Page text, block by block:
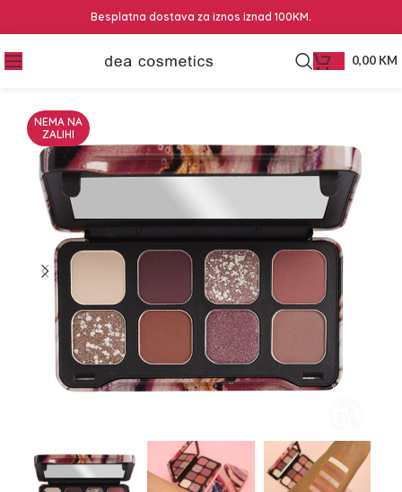
Besplatna dostava za iznos iznad 100KM.
0,00 KM
NEMA NA
ZALIHI